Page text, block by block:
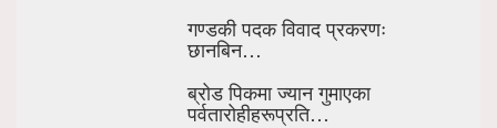
गण्डकी पदक विवाद प्रकरणः
छानबिन…
ब्रोड पिकमा ज्यान गुमाएका
पर्वतारोहीहरूप्रति…